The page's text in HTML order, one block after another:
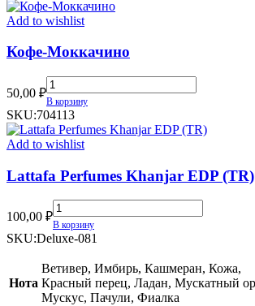
Add to wishlist
Кофе-Моккачино
50,00 ₽
Кофе-
Моккачино
quantity
В корзину
SKU:704113
Add to wishlist
Lattafa Perfumes Khanjar EDP (TR)
100,00 ₽
Lattafa
Perfumes
Khanjar
(TR)
quantity
В корзину
SKU:Deluxe-081
Нота
Ветивер, Имбирь, Кашмеран, Кожа,
Красный перец, Ладан, Мускатный
Мускус, Пачули, Фиалка